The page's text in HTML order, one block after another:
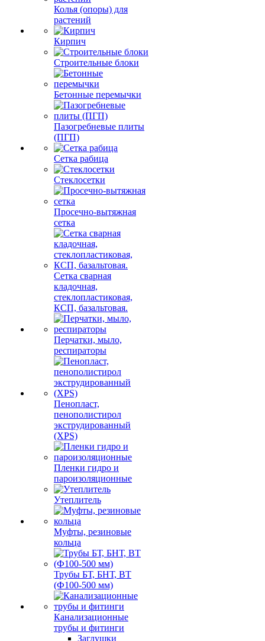
Колья (опоры) для
растений
Кирпич
Строительные блоки
Бетонные перемычки
Пазогребневые плиты
(ПГП)
Сетка рабица
Стеклосетки
Просечно-вытяжная
сетка
Сетка сварная
кладочная,
стеклопластиковая,
КСП, базальтовая.
Перчатки, мыло,
респираторы
Пенопласт,
пенополистирол
экструдированный
(XPS)
Пленки гидро и
пароизоляционные
Утеплитель
Муфты, резиновые
кольца
Трубы БТ, БНТ, ВТ
(Ф100-500 мм)
Канализационные
трубы и фитинги
Заглушки